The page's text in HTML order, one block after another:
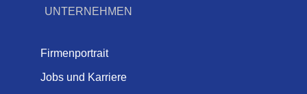
UNTERNEHMEN
Firmenportrait
Jobs und Karriere